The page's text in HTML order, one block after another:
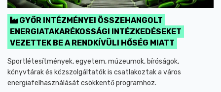
GYŐR INTÉZMÉNYEI ÖSSZEHANGOLT
ENERGIATAKARÉKOSSÁGI INTÉZKEDÉSEKET
VEZETTEK BE A RENDKÍVÜLI HŐSÉG MIATT
Sportlétesítmények, egyetem, múzeumok, bíróságok,
könyvtárak és közszolgáltatók is csatlakoztak a város
energiafelhasználását csökkentő programhoz.